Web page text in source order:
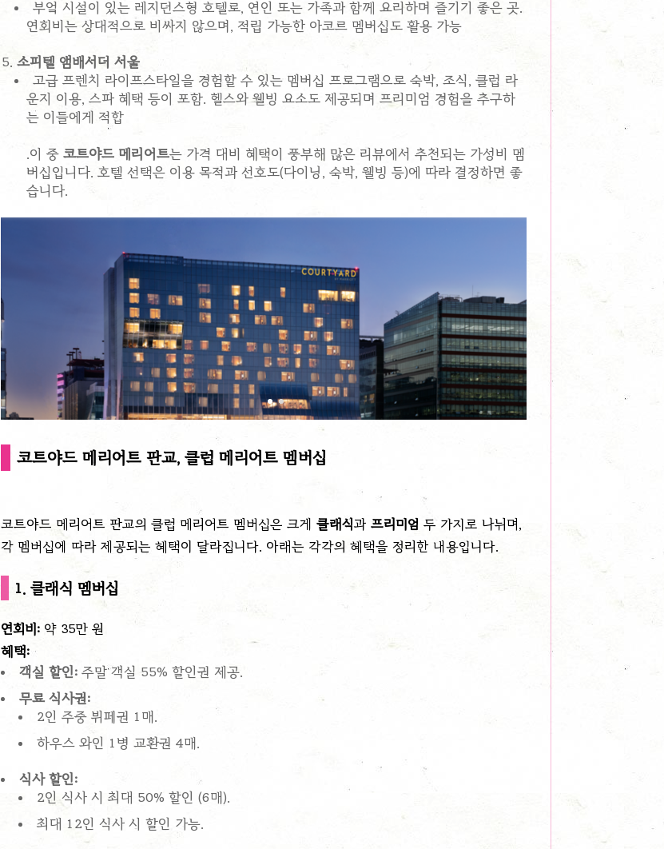
부엌 시설이 있는 레지던스형 호텔로, 연인 또는 가족과 함께 요리하며 즐기기 좋은 곳.
연회비는 상대적으로 비싸지 않으며, 적립 가능한 아코르 멤버십도 활용 가능​
소피텔 앰배서더 서울
고급 프렌치 라이프스타일을 경험할 수 있는 멤버십 프로그램으로 숙박, 조식, 클럽 라
운지 이용, 스파 혜택 등이 포함. 헬스와 웰빙 요소도 제공되며 프리미엄 경험을 추구하
는 이들에게 적합​
.이 중 코트야드 메리어트는 가격 대비 혜택이 풍부해 많은 리뷰에서 추천되는 가성비 멤
버십입니다. 호텔 선택은 이용 목적과 선호도(다이닝, 숙박, 웰빙 등)에 따라 결정하면 좋
습니다.
코트야드 메리어트 판교, 클럽 메리어트 멤버십
코트야드 메리어트 판교의 클럽 메리어트 멤버십은 크게 클래식과 프리미엄 두 가지로 나뉘며,
각 멤버십에 따라 제공되는 혜택이 달라집니다. 아래는 각각의 혜택을 정리한 내용입니다.
1. 클래식 멤버십
연회비: 약 35만 원
혜택:
객실 할인: 주말 객실 55% 할인권 제공.
무료 식사권:
2인 주중 뷔페권 1매.
하우스 와인 1병 교환권 4매.
식사 할인:
2인 식사 시 최대 50% 할인 (6매).
최대 12인 식사 시 할인 가능.